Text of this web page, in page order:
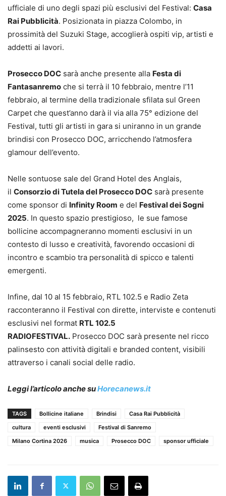
ufficiale di uno degli spazi più esclusivi del Festival: Casa
Rai Pubblicità. Posizionata in piazza Colombo, in
prossimità del Suzuki Stage, accoglierà ospiti vip, artisti e
addetti ai lavori.
Prosecco DOC sarà anche presente alla Festa di
Fantasanremo che si terrà il 10 febbraio, mentre l’11
febbraio, al termine della tradizionale sfilata sul Green
Carpet che quest’anno darà il via alla 75° edizione del
Festival, tutti gli artisti in gara si uniranno in un grande
brindisi con Prosecco DOC, arricchendo l’atmosfera
glamour dell’evento.
Nelle sontuose sale del Grand Hotel des Anglais,
il Consorzio di Tutela del Prosecco DOC sarà presente
come sponsor di Infinity Room e del Festival dei Sogni
2025. In questo spazio prestigioso, le sue famose
bollicine accompagneranno momenti esclusivi in un
contesto di lusso e creatività, favorendo occasioni di
incontro e scambio tra personalità di spicco e talenti
emergenti.
Infine, dal 10 al 15 febbraio, RTL 102.5 e Radio Zeta
racconteranno il Festival con dirette, interviste e contenuti
esclusivi nel format RTL 102.5
RADIOFESTIVAL. Prosecco DOC sarà presente nel ricco
palinsesto con attività digitali e branded content, visibili
attraverso i canali social delle radio.
Leggi l’articolo anche suHorecanews.it
TAGS Bollicine italiane Brindisi
Casa Rai Pubblicità
cultura
eventi esclusivi
Festival di Sanremo
Milano Cortina 2026
musica Prosecco DOC sponsor ufficiale